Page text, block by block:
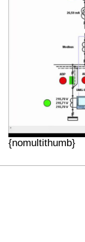
{nomultithumb}